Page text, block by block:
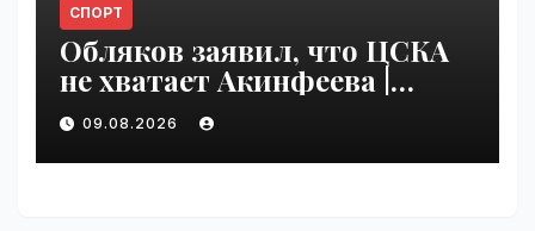
СПОРТ
Обляков заявил, что ЦСКА
не хватает Акинфеева |
VseTime.ru
09.08.2026